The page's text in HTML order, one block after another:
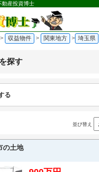
動産投資博士
> 収益物件 > 関東地方 > 埼玉県
探す
る
並び替え
の土地